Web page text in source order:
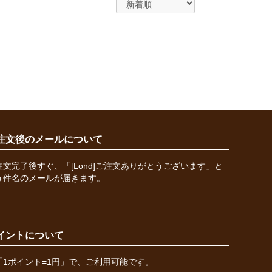
文後のメールについて
文完了後すぐ、「[Lond]ご注文ありがとうございます」と
件名のメールが届きます。
ントについて
1ポイント=1円」で、ご利用可能です。